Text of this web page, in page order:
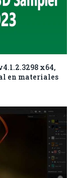
x64,
en materiales